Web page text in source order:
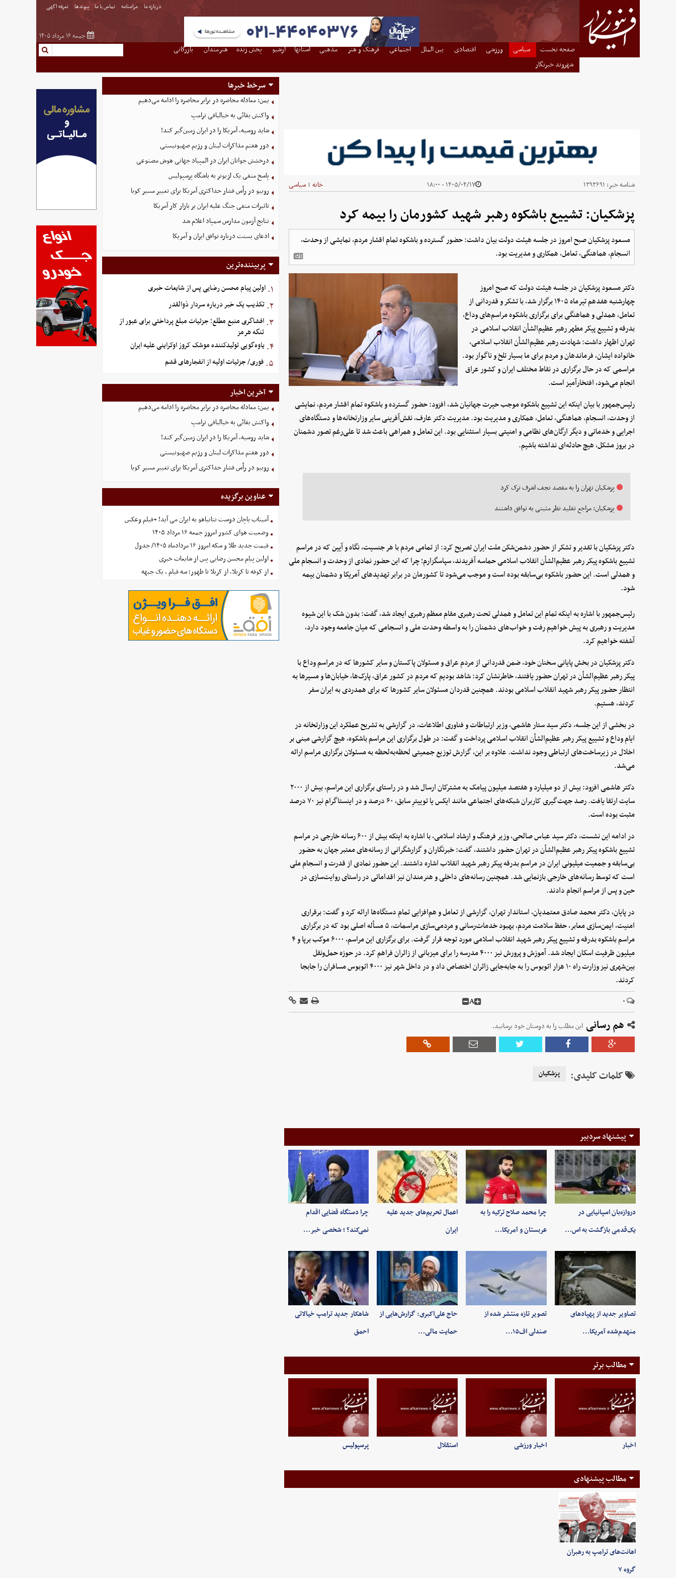
درباره ما مرامنامه تماس با ما پیوندها تعرفه اگهی
جمعه ۱۶ مرداد ۱۴۰۵
صفحه نخست سیاسی ورزشی اقتصادی بین الملل اجتماعی فرهنگ و هنر مذهبی استانها آرشیو پخش زنده هنرمندان
بازرگانی
شهروند خبرنگار
شناسه خبر: ۱۳۹۳۶۹۱ ۱۴۰۵/۰۴/۱۷ - ۱۸:۰۰ خانه | سیاسی
پزشکیان: تشییع باشکوه رهبر شهید کشورمان را بیمه کرد
مسعود پزشکیان صبح امروز در جلسه هیئت دولت بیان داشت: حضور گسترده و باشکوه تمام اقشار مردم، نمایشی از وحدت،
انسجام، هماهنگی، تعامل، همکاری و مدیریت بود.
دکتر مسعود پزشکیان در جلسه هیئت دولت که صبح امروز
چهارشنبه هفدهم تیرماه ۱۴۰۵ برگزار شد، با تشکر و قدردانی از
تعامل، همدلی و هماهنگی برای برگزاری باشکوه مراسم‌های وداع،
بدرقه و تشییع پیکر مطهر رهبر عظیم‌الشأن انقلاب اسلامی در
تهران اظهار داشت: شهادت رهبر عظیم‌الشأن انقلاب اسلامی،
خانواده ایشان، فرماندهان و مردم برای ما بسیار تلخ و ناگوار بود.
مراسمی که در حال برگزاری در نقاط مختلف ایران و کشور عراق
انجام می‌شود، افتخارآمیز است.
رئیس‌جمهور با بیان اینکه این تشییع باشکوه موجب حیرت جهانیان شد، افزود: حضور گسترده و باشکوه تمام اقشار مردم، نمایشی
از وحدت، انسجام، هماهنگی، تعامل، همکاری و مدیریت بود. مدیریت دکتر عارف، نقش‌آفرینی سایر وزارتخانه‌ها و دستگاه‌های
اجرایی و خدماتی و دیگر ارگان‌های نظامی و امنیتی بسیار استثنایی بود. این تعامل و همراهی باعث شد تا علی‌رغم تصور دشمنان
در بروز مشکل، هیچ حادثه‌ای نداشته باشیم.
پزشکیان تهران را به مقصد نجف اشرف ترک کرد
پزشکیان: مراجع تقلید نظر مثبتی به توافق داشتند
دکتر پزشکیان با تقدیر و تشکر از حضور دشمن‌شکن ملت ایران تصریح کرد: از تمامی مردم با هر جنسیت، نگاه و آیین که در مراسم
تشییع باشکوه پیکر رهبر عظیم‌الشأن انقلاب اسلامی حماسه آفریدند، سپاسگزارم؛ چرا که این حضور نمادی از وحدت و انسجام ملی
و همدلی است. این حضور باشکوه بی‌سابقه بوده است و موجب می‌شود تا کشورمان در برابر تهدید‌های آمریکا و دشمنان بیمه
شود.
رئیس‌جمهور با اشاره به اینکه تمام این تعامل و همدلی تحت رهبری مقام معظم رهبری ایجاد شد، گفت: بدون شک با این شیوه
مدیریت و رهبری به پیش خواهیم رفت و خواب‌های دشمنان را به واسطه وحدت ملی و انسجامی که میان جامعه وجود دارد،
آشفته خواهیم کرد.
دکتر پزشکیان در بخش پایانی سخنان خود، ضمن قدردانی از مردم عراق و مسئولان پاکستان و سایر کشور‌ها که در مراسم وداع با
پیکر رهبر عظیم‌الشأن در تهران حضور یافتند، خاطرنشان کرد: شاهد بودیم که مردم در کشور عراق، پارک‌ها، خیابان‌ها و مسیر‌ها به
انتظار حضور پیکر رهبر شهید انقلاب اسلامی بودند. همچنین قدردان مسئولان سایر کشور‌ها که برای همدردی به ایران سفر
کردند، هستیم.
در بخشی از این جلسه، دکتر سید ستار هاشمی، وزیر ارتباطات و فناوری اطلاعات، در گزارشی به تشریح عملکرد این وزارتخانه در
ایام وداع و تشییع پیکر رهبر عظیم‌الشأن انقلاب اسلامی پرداخت و گفت: در طول برگزاری این مراسم باشکوه، هیچ گزارشی مبنی بر
اخلال در زیرساخت‌های ارتباطی وجود نداشت. علاوه بر این، گزارش توزیع جمعیتی لحظه‌به‌لحظه به مسئولان برگزاری مراسم ارائه
می‌شد.
دکتر هاشمی افزود: بیش از دو میلیارد و هفتصد میلیون پیامک به مشترکان ارسال شد و در راستای برگزاری این مراسم، بیش از ۲۰۰۰
سایت ارتقا یافت. رصد جهت‌گیری کاربران شبکه‌های اجتماعی مانند ایکس یا توییترِ سابق، ۶۰ درصد و در اینستاگرام نیز ۷۰ درصد
مثبت بوده است.
در ادامه این نشست، دکتر سید عباس صالحی، وزیر فرهنگ و ارشاد اسلامی، با اشاره به اینکه بیش از ۶۰۰ رسانه خارجی در مراسم
تشییع باشکوه پیکر رهبر عظیم‌الشأن در تهران حضور داشتند، گفت: خبرنگاران و گزارشگرانی از رسانه‌های معتبر جهان به حضور
بی‌سابقه و جمعیت میلیونی ایران در مراسم بدرقه پیکر رهبر شهید انقلاب اشاره داشتند. این حضور نمادی از قدرت و انسجام ملی
است که توسط رسانه‌های خارجی بازنمایی شد. همچنین رسانه‌های داخلی و هنرمندان نیز اقداماتی در راستای روایت‌سازی در
حین و پس از مراسم انجام دادند.
در پایان، دکتر محمد صادق معتمدیان، استاندار تهران، گزارشی از تعامل و هم‌افزایی تمام دستگاه‌ها ارائه کرد و گفت: برقراری
امنیت، ایمن‌سازی معابر، حفظ سلامت مردم، بهبود خدمات‌رسانی و مردمی‌سازی مراسمات، ۵ مسأله اصلی بود که در برگزاری
مراسم باشکوه بدرقه و تشییع پیکر رهبر شهید انقلاب اسلامی مورد توجه قرار گرفت. برای برگزاری این مراسم، ۶۰۰۰ موکب برپا و ۴
میلیون ظرفیت اسکان ایجاد شد. آموزش و پرورش نیز ۴۰۰۰ مدرسه را برای میزبانی از زائران فراهم کرد. در حوزه حمل‌ونقل
بین‌شهری نیز وزارت راه ۱۰ هزار اتوبوس را به جابه‌جایی زائران اختصاص داد و در داخل شهر نیز ۴۰۰۰ اتوبوس مسافران را جابجا
کردند.
۰ A
هم رسانی این مطلب را به دوستان خود برسانید.
کلمات کلیدی: پزشکیان
پیشنهاد سردبیر
دروازه‌بان اسپانیایی در
یک‌قدمی بازگشت به اس…
چرا محمد صلاح ترکیه را به
عربستان و آمریکا…
اعمال تحریم‌های جدید علیه
ایران
چرا دستگاه قضایی اقدام
نمی‌کند؟ ؛ شخصی خبر…
تصاویر جدید از پهپادهای
منهدم‌شده آمریکا…
تصویر تازه منتشر شده از
صندلی اف۱۵…
حاج علی‌اکبری: گزارش‌هایی از
حمایت مالی…
شاهکار جدید ترامپ خیالاتی
احمق
مطالب برتر
اخبار اخبار ورزشی استقلال پرسپولیس
مطالب پیشنهادی
اهانت‌های ترامپ به رهبران
گروه ۷
سرخط خبرها
یمن: معادله محاصره در برابر محاصره را ادامه می‌دهیم
واکنش بقائی به خیالبافی ترامپ
شاید روسیه، آمریکا را در ایران زمین‌گیر کند!
دور هفتم مذاکرات لبنان و رژیم صهیونیستی
درخشش جوانان ایران در المپیاد جهانی هوش مصنوعی
پاسخ منفی یک لژیونر به باشگاه پرسپولیس
روبیو در رأس فشار حداکثری آمریکا برای تغییر مسیر کوبا
تاثیرات منفی جنگ علیه ایران بر بازار کار آمریکا
نتایج آزمون مدارس سمپاد اعلام شد
ادعای بسنت درباره توافق ایران و آمریکا
پربیننده‌ترین
۱. اولین پیام محسن رضایی پس از شایعات خبری
۲. تکذیب یک خبر درباره سردار ذوالقدر
۳. افشاگری منبع مطلع؛ جزئیات مبلغ پرداختی برای عبور از
تنگه هرمز
۴. یاوه‌گویی تولیدکننده موشک کروز اوکراینی علیه ایران
۵. فوری/ جزئیات اولیه از انفجارهای قشم
آخرین اخبار
یمن: معادله محاصره در برابر محاصره را ادامه می‌دهیم
واکنش بقائی به خیالبافی ترامپ
شاید روسیه، آمریکا را در ایران زمین‌گیر کند!
دور هفتم مذاکرات لبنان و رژیم صهیونیستی
روبیو در رأس فشار حداکثری آمریکا برای تغییر مسیر کوبا
عناوین برگزیده
آمیتاب باچان دوست نتانیاهو به ایران می آید! +فیلم وعکس
وضعیت هوای کشور امروز جمعه ۱۶ مرداد ۱۴۰۵
قیمت جدید طلا و سکه امروز ۱۶ مردادماه ۱۴۰۵/ جدول
اولین پیام محسن رضایی پس از شایعات خبری
از کوفه تا کربلا، از کربلا تا ظهور؛ سه قیام ، یک جبهه